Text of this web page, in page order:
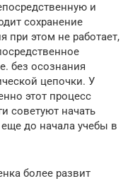
и
сохранение
этом не работает,
без осознания
цепочки. У
этот процесс
советуют начать
до начала учебы в
более развит